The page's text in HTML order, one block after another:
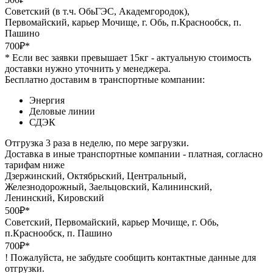
Советский (в т.ч. ОбьГЭС, Академгородок),
Первомайский, карьер Мочище, г. Обь, п.Краснообск, п.
Пашино
700₽*
* Если вес заявки превышает 15кг - актуальную стоимость
доставки нужно уточнить у менеджера.
Бесплатно доставим в транспортные компании:
Энергия
Деловые линии
СДЭК
Отгрузка 3 раза в неделю, по мере загрузки.
Доставка в иные транспортные компании - платная, согласно
тарифам ниже
Дзержинский, Октябрьский, Центральный,
Железнодорожный, Заельцовский, Калининский,
Ленинский, Кировский
500₽*
Советский, Первомайский, карьер Мочище, г. Обь,
п.Краснообск, п. Пашино
700₽*
! Пожалуйста, не забудьте сообщить контактные данные для
отгрузки.